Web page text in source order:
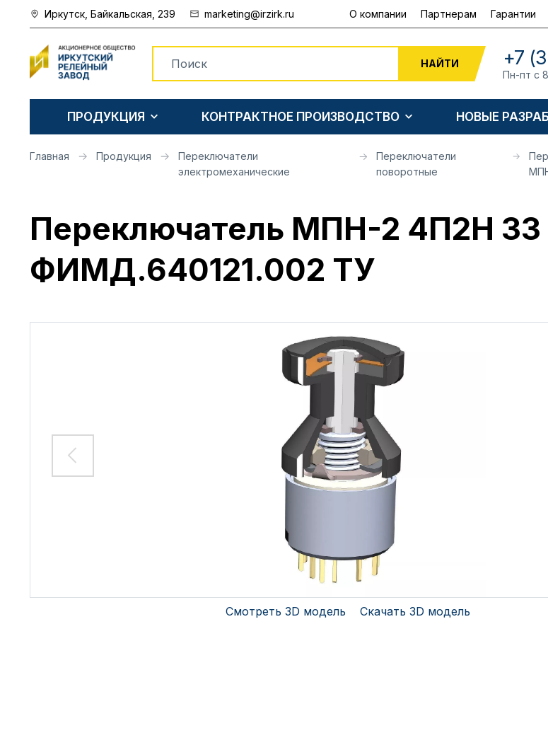
Иркутск, Байкальская, 239 marketing@irzirk.ru О компании Партнерам Гарантии
НАЙТИ +7
Пн-пт с
ПРОДУКЦИЯ КОНТРАКТНОЕ ПРОИЗВОДСТВО НОВЫЕ
Главная Продукция
Переключатели
электромеханические
Переключатели
поворотные
Переключатель МПН-2 4П2Н 33
ФИМД.640121.002 ТУ
Смотреть 3D модель Скачать 3D модель